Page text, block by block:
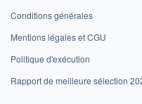
Conditions générales
Mentions légales et CGU
Politique d'exécution
Rapport de meilleure sélection